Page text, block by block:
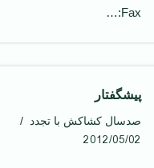
Fax:…
پيشگفتار
صدسال کشاکش با تجدد
2012/05/02